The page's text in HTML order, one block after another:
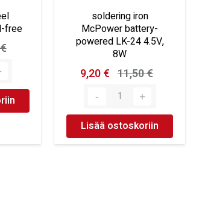
free
soldering iron
McPower battery-
powered LK-24 4.5V,
8W
9,20 € 11,50 €
Lisää ostoskoriin